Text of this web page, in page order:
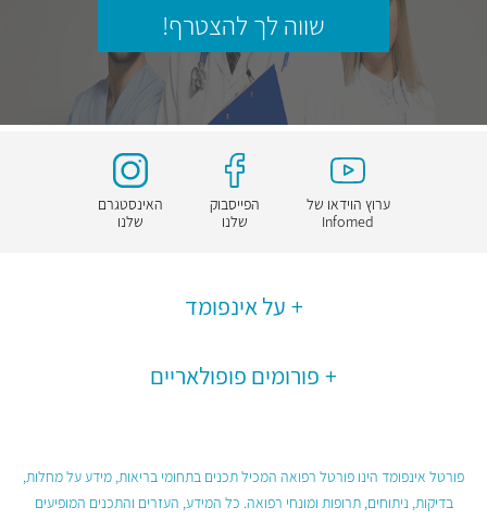
שווה לך להצטרף!
ערוץ הוידאו של
Infomed
הפייסבוק
שלנו
האינסטגרם
שלנו
על אינפומד
פורומים פופולאריים
פורטל אינפומד הינו פורטל רפואה המכיל תכנים בתחומי בריאות, מידע על מחלות,
בדיקות, ניתוחים, תרופות ומונחי רפואה. כל המידע, העזרים והתכנים המופיעים